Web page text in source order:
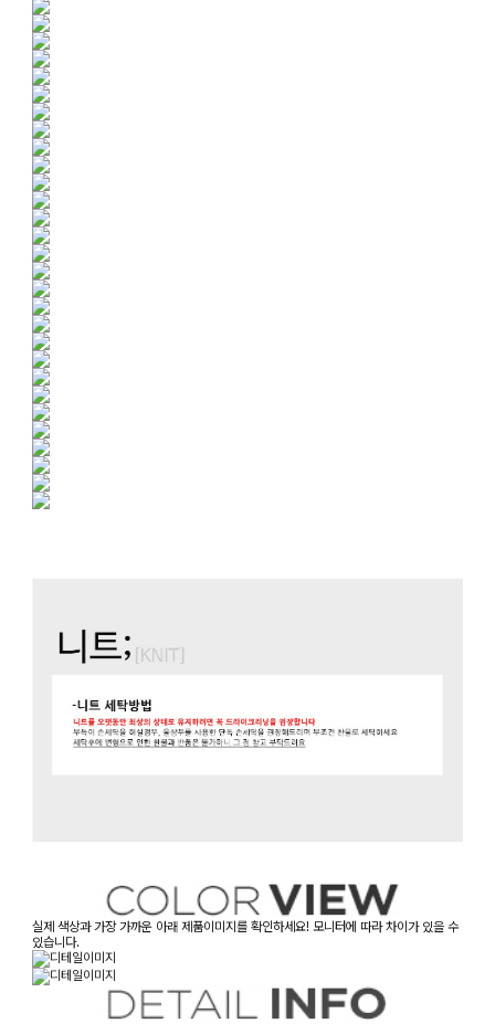
실제 색상과 가장 가까운 아래 제품이미지를 확인하세요! 모니터에 따라 차이가 있을 수
있습니다.